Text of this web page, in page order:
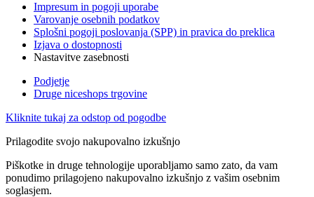
Impresum in pogoji uporabe
Varovanje osebnih podatkov
Splošni pogoji poslovanja (SPP) in pravica do preklica
Izjava o dostopnosti
Nastavitve zasebnosti
Podjetje
Druge niceshops trgovine
Kliknite tukaj za odstop od pogodbe
Prilagodite svojo nakupovalno izkušnjo
Piškotke in druge tehnologije uporabljamo samo zato, da vam
ponudimo prilagojeno nakupovalno izkušnjo z vašim osebnim
soglasjem.